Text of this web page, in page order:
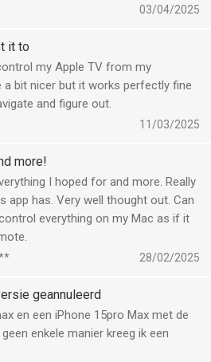
03/04/2025
it to
my Apple TV from my
a bit nicer but it works perfectly fine
and figure out.
11/03/2025
more!
I hoped for and more. Really
app has. Very well thought out. Can
everything on my Mac as if it
28/02/2025
geannuleerd
en een iPhone 15pro Max met de
enkele manier kreeg ik een
stand. Wel werd de MacBook